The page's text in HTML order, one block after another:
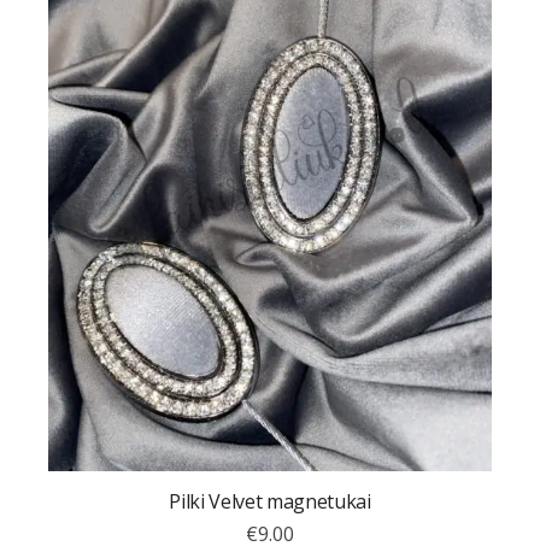
Pilki Velvet magnetukai
€9.00